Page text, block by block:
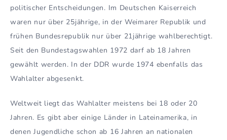
politischer Entscheidungen. Im Deutschen Kaiserreich
waren nur über 25jährige, in der Weimarer Republik und
frühen Bundesrepublik nur über 21jährige wahlberechtigt.
Seit den Bundestagswahlen 1972 darf ab 18 Jahren
gewählt werden. In der DDR wurde 1974 ebenfalls das
Wahlalter abgesenkt.
Weltweit liegt das Wahlalter meistens bei 18 oder 20
Jahren. Es gibt aber einige Länder in Lateinamerika, in
denen Jugendliche schon ab 16 Jahren an nationalen